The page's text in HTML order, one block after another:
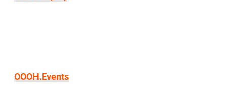
OOOH.Events